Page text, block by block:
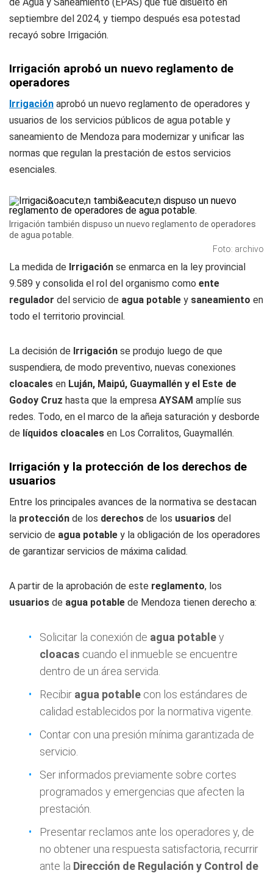
septiembre del 2024, y tiempo después esa potestad
recayó sobre Irrigación.
Irrigación aprobó un nuevo reglamento de
operadores
Irrigación aprobó un nuevo reglamento de operadores y
usuarios de los servicios públicos de agua potable y
saneamiento de Mendoza para modernizar y unificar las
normas que regulan la prestación de estos servicios
esenciales.
Irrigación también dispuso un nuevo reglamento de operadores
de agua potable.
Foto: archivo
La medida de Irrigación se enmarca en la ley provincial
9.589 y consolida el rol del organismo como ente
regulador del servicio de agua potable y saneamiento en
todo el territorio provincial.
La decisión de Irrigación se produjo luego de que
suspendiera, de modo preventivo, nuevas conexiones
cloacales en Luján, Maipú, Guaymallén y el Este de
Godoy Cruz hasta que la empresa AYSAM amplíe sus
redes. Todo, en el marco de la añeja saturación y desborde
de líquidos cloacales en Los Corralitos, Guaymallén.
Irrigación y la protección de los derechos de
usuarios
Entre los principales avances de la normativa se destacan
la protección de los derechos de los usuarios del
servicio de agua potable y la obligación de los operadores
de garantizar servicios de máxima calidad.
A partir de la aprobación de este reglamento, los
usuarios de agua potable de Mendoza tienen derecho a:
Solicitar la conexión de agua potabley
cloacas cuando el inmueble se encuentre
dentro de un área servida.
Recibir agua potable con los estándares de
calidad establecidos por la normativa vigente.
Contar con una presión mínima garantizada de
servicio.
Ser informados previamente sobre cortes
programados y emergencias que afecten la
prestación.
Presentar reclamos ante los operadores y, de
no obtener una respuesta satisfactoria, recurrir
ante la Dirección de Regulación y Control de